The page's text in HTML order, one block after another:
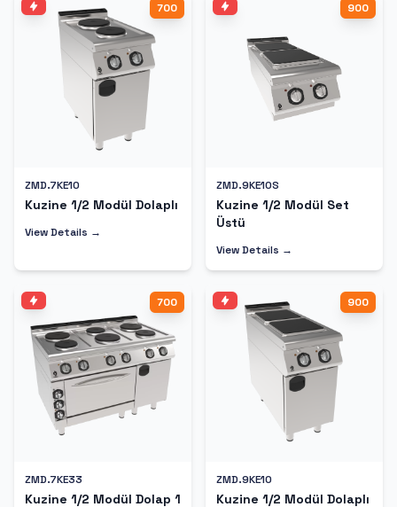
700
ZMD.7KE10
Kuzine 1/2 Modül Dolaplı
View Details →
900
ZMD.9KE10S
Kuzine 1/2 Modül Set
Üstü
View Details →
700
ZMD.7KE33
Kuzine 1/2 Modül Dolap 1
900
ZMD.9KE10
Kuzine 1/2 Modül Dolaplı